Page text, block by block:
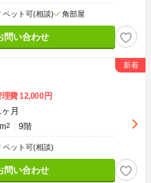
ペット可(相談) 角部屋
問い合わせ
理費12,000円
ヶ月
2 9階
ペット可(相談)
問い合わせ